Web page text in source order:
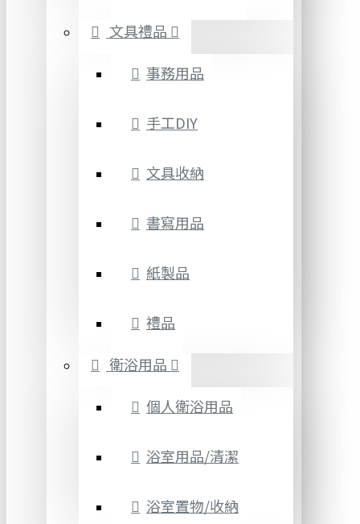
文具禮品
事務用品
手工DIY
文具收納
書寫用品
紙製品
禮品
衛浴用品
個人衛浴用品
浴室用品/清潔
浴室置物/收納